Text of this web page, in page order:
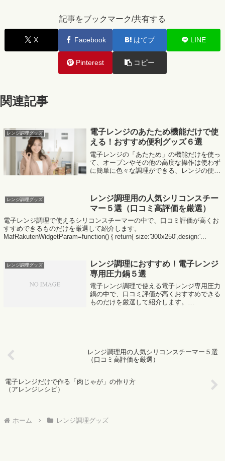
記事をブックマーク/共有する
X Facebook はてブ LINE
Pinterest コピー
関連記事
レンジ調理グッズ
電子レンジのあたため機能だけで使
える！おすすめ便利グッズ６選
電子レンジの「あたため」の機能だけを使っ
て、オーブンやその他の高度な操作は使わず
に簡単に色々な調理ができる、レンジの便利
いう時の参考にしてみて下さい。MafRa...
レンジ調理グッズ
レンジ調理用の人気シリコンスチー
マー５選（口コミ高評価を厳選）
電子レンジ調理で使えるシリコンスチーマーの中で、口コミ評価が高くお
すすめできるものだけを厳選して紹介します。
MafRakutenWidgetParam=function() { return{ size:'300x250',design:'...
レンジ調理グッズ
レンジ調理におすすめ！電子レンジ
専用圧力鍋５選
電子レンジ調理で使える電子レンジ専用圧力
鍋の中で、口コミ評価が高くおすすめできる
ものだけを厳選して紹介します。
レンジ調理用の人気シリコンスチーマー５選
（口コミ高評価を厳選）
電子レンジだけで作る「肉じゃが」の作り方
（アレンジレシピ）
ホーム レンジ調理グッズ